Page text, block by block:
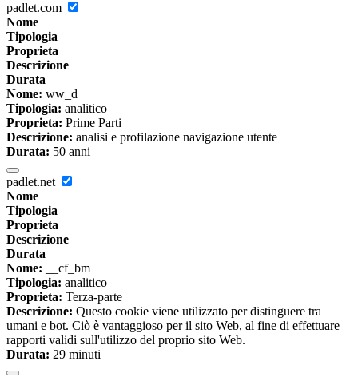
padlet.com
Nome
Tipologia
Proprieta
Descrizione
Durata
Nome: ww_d
Tipologia: analitico
Proprieta: Prime Parti
Descrizione: analisi e profilazione navigazione utente
Durata: 50 anni
padlet.net
Nome
Tipologia
Proprieta
Descrizione
Durata
Nome: __cf_bm
Tipologia: analitico
Proprieta: Terza-parte
Descrizione: Questo cookie viene utilizzato per distinguere tra
umani e bot. Ciò è vantaggioso per il sito Web, al fine di effettuare
rapporti validi sull'utilizzo del proprio sito Web.
Durata: 29 minuti